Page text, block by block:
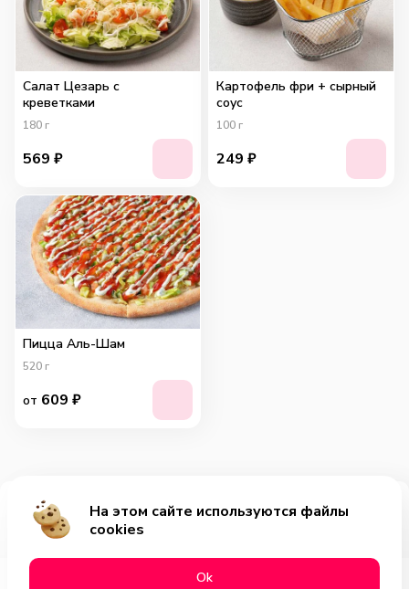
Добавить за 215₽
Салат Цезарь с
креветками
180 г
569 ₽
Картофель фри + сырный
соус
100 г
249 ₽
Пицца Аль-Шам
520 г
от 609 ₽
На этом сайте используются файлы
cookies
Оk